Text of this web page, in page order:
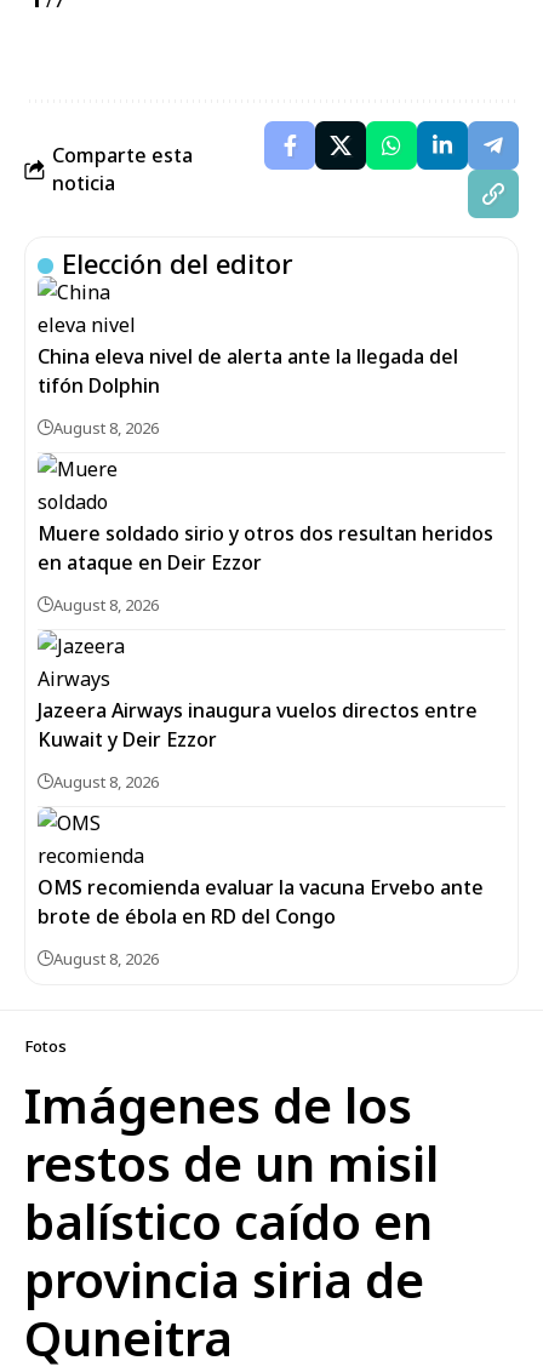
Comparte esta
noticia
Elección del editor
China eleva nivel de alerta ante la llegada del
tifón Dolphin
August 8, 2026
Muere soldado sirio y otros dos resultan heridos
en ataque en Deir Ezzor
August 8, 2026
Jazeera Airways inaugura vuelos directos entre
Kuwait y Deir Ezzor
August 8, 2026
OMS recomienda evaluar la vacuna Ervebo ante
brote de ébola en RD del Congo
August 8, 2026
Fotos
Imágenes de los
restos de un misil
balístico caído en
provincia siria de
Quneitra